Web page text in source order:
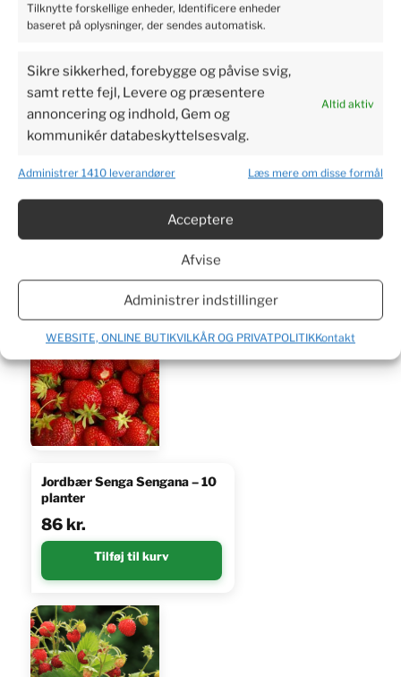
Tilknytte forskellige enheder, Identificere enheder
baseret på oplysninger, der sendes automatisk.
Sikre sikkerhed, forebygge og påvise svig,
samt rette fejl, Levere og præsentere
annoncering og indhold, Gem og
kommunikér databeskyttelsesvalg.
Altid aktiv
Administrer 1410 leverandører Læs mere om disse formål
Acceptere
Afvise
Administrer indstillinger
WEBSITE, ONLINE BUTIKVILKÅR OG PRIVATPOLITIKKontakt
Relaterede varer
81kr.
Jordbær Senga Sengana – 10
planter
86kr.
Tilføj til kurv